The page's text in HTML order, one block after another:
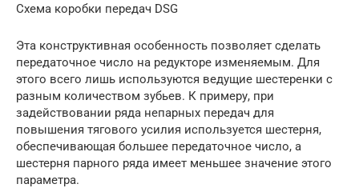
Схема коробки передач DSG
Эта конструктивная особенность позволяет сделать
передаточное число на редукторе изменяемым. Для
этого всего лишь используются ведущие шестеренки с
разным количеством зубьев. К примеру, при
задействовании ряда непарных передач для
повышения тягового усилия используется шестерня,
обеспечивающая большее передаточное число, а
шестерня парного ряда имеет меньшее значение этого
параметра.